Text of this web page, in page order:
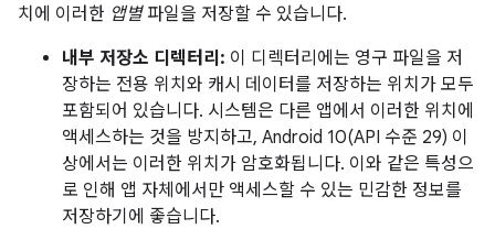
치에 이러한 앱별파일을 저장할 수 있습니다.
내부 저장소 디렉터리: 이 디렉터리에는 영구 파일을 저
장하는 전용 위치와 캐시 데이터를 저장하는 위치가 모두
포함되어 있습니다. 시스템은 다른 앱에서 이러한 위치에
액세스하는 것을 방지하고, Android 10(API 수준 29) 이
상에서는 이러한 위치가 암호화됩니다. 이와 같은 특성으
로 인해 앱 자체에서만 액세스할 수 있는 민감한 정보를
저장하기에 좋습니다.